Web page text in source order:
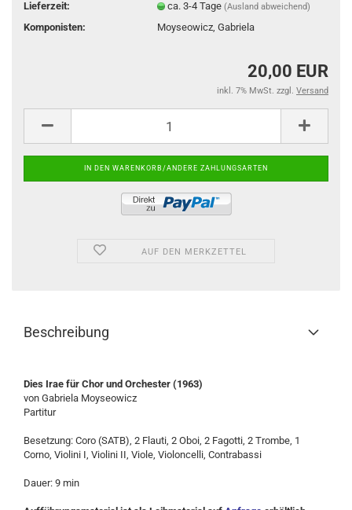
Lieferzeit:
ca. 3-4 Tage(Ausland abweichend)
Komponisten: Moyseowicz, Gabriela
20,00 EUR
inkl. 7% MwSt. zzgl. Versand
AUF DEN MERKZETTEL
Beschreibung
Dies Irae für Chor und Orchester (1963)
von Gabriela Moyseowicz
Partitur
Besetzung: Coro (SATB), 2 Flauti, 2 Oboi, 2 Fagotti, 2 Trombe, 1
Corno, Violini I, Violini II, Viole, Violoncelli, Contrabassi
Dauer: 9 min